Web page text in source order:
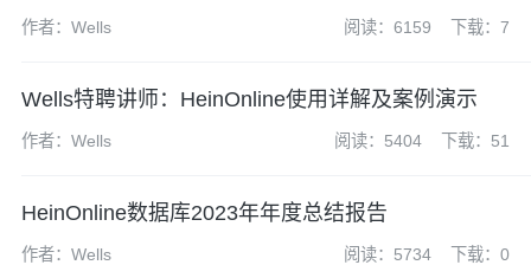
作者：Wells 阅读：6159 下载：7
Wells特聘讲师：HeinOnline使用详解及案例演示
作者：Wells 阅读：5404 下载：51
HeinOnline数据库2023年年度总结报告
作者：Wells 阅读：5734 下载：0